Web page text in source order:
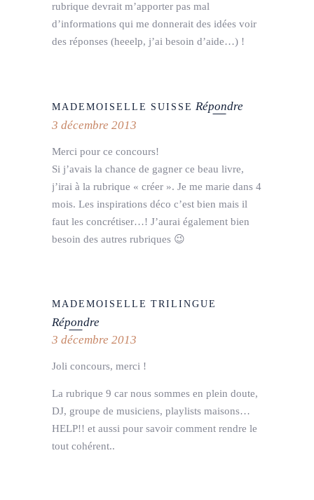
rubrique devrait m’apporter pas mal
d’informations qui me donnerait des idées voir
des réponses (heeelp, j’ai besoin d’aide…) !
MADEMOISELLE SUISSE Répondre
3 décembre 2013
Merci pour ce concours!
Si j’avais la chance de gagner ce beau livre,
j’irai à la rubrique « créer ». Je me marie dans 4
mois. Les inspirations déco c’est bien mais il
faut les concrétiser…! J’aurai également bien
besoin des autres rubriques 😉
MADEMOISELLE TRILINGUE
Répondre
3 décembre 2013
Joli concours, merci !
La rubrique 9 car nous sommes en plein doute,
DJ, groupe de musiciens, playlists maisons…
HELP!! et aussi pour savoir comment rendre le
tout cohérent..